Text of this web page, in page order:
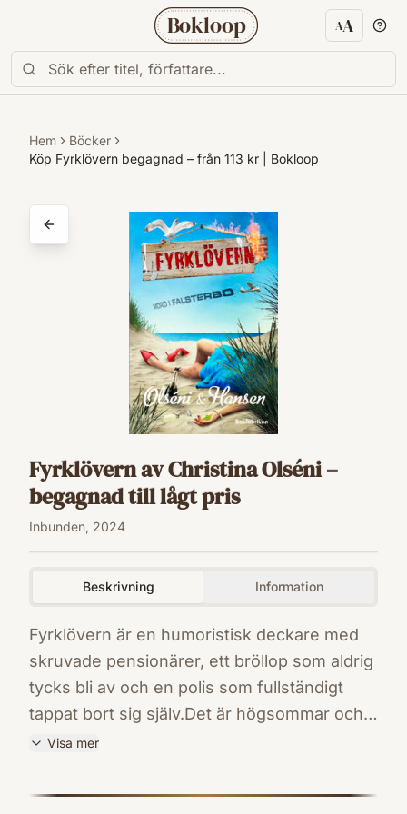
Bokloop AA
Hem
Böcker
Köp Fyrklövern begagnad – från 113 kr | Bokloop
Fyrklövern av Christina Olséni –
begagnad till lågt pris
Inbunden, 2024
Beskrivning Information
Fyrklövern är en humoristisk deckare med
skruvade pensionärer, ett bröllop som aldrig
tycks bli av och en polis som fullständigt
tappat bort sig själv.Det är högsommar och
för Falsterbonäsets piggaste 90-åring, Egon
planerat. Elisabeth, den blivande bruden, har
Visa mer
9789180315913